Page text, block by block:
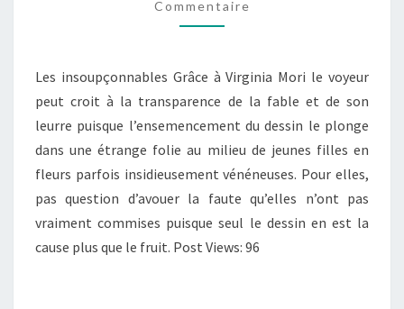
Commentaire
Les insoupçonnables Grâce à Virginia Mori le voyeur
peut croit à la transparence de la fable et de son
leurre puisque l’ensemencement du dessin le plonge
dans une étrange folie au milieu de jeunes filles en
fleurs parfois insidieusement vénéneuses. Pour elles,
pas question d’avouer la faute qu’elles n’ont pas
vraiment commises puisque seul le dessin en est la
cause plus que le fruit. Post Views: 96